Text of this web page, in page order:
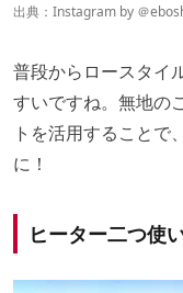
出典：Instagram by ＠
普段からロースタイ
すいですね。無地の
トを活用することで
に！
ヒーター二つ使